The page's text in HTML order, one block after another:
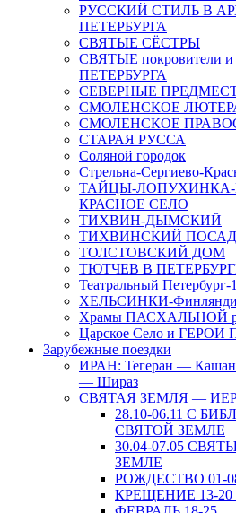
РУССКИЙ СТИЛЬ В
ПЕТЕРБУРГА
СВЯТЫЕ СЁСТРЫ
СВЯТЫЕ покровители и
ПЕТЕРБУРГА
СЕВЕРНЫЕ
СМОЛЕНСКОЕ
СМОЛЕНСКОЕ
СТАРАЯ РУССА
Соляной городок
Стрельна-Сергиево-
ТАЙЦЫ-
КРАСНОЕ СЕЛО
ТИХВИН-ДЫМСКИЙ
ТИХВИНСКИЙ
ТОЛСТОВСКИЙ ДОМ
ТЮТЧЕВ В
Театральный Петербург-1
ХЕЛЬСИНКИ-
Храмы ПАСХАЛЬНОЙ
Царское Село и
Зарубежные поездки
ИРАН: Тегеран — Кашан
— Шираз
СВЯТАЯ ЗЕМЛЯ —
28.10-06.11 С
СВЯТОЙ ЗЕМЛЕ
30.04-07.05
ЗЕМЛЕ
РОЖДЕСТВО 01-
КРЕЩЕНИЕ 13-